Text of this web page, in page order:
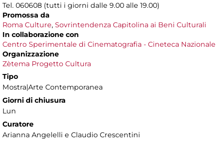
Tel. 060608 (tutti i giorni dalle 9.00 alle 19.00)
Promossa da
Roma Culture, Sovrintendenza Capitolina ai Beni Culturali
In collaborazione con
Centro Sperimentale di Cinematografia - Cineteca Nazionale
Organizzazione
Zètema Progetto Cultura
Tipo
Mostra|Arte Contemporanea
Giorni di chiusura
Lun
Curatore
Arianna Angelelli e Claudio Crescentini